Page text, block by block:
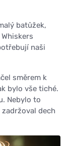
batůžek,
naši
směrem k
bylo vše tiché.
Nebylo to
dech